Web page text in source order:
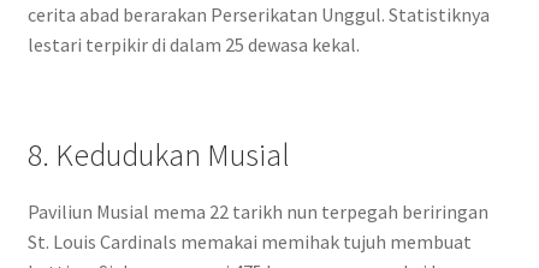
cerita abad berarakan Perserikatan Unggul. Statistiknya
lestari terpikir di dalam 25 dewasa kekal.
8. Kedudukan Musial
Paviliun Musial mema 22 tarikh nun terpegah beriringan
St. Louis Cardinals memakai memihak tujuh membuat